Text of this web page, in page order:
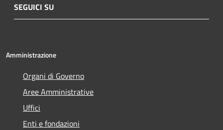
SEGUICI SU
Amministrazione
Organi di Governo
Aree Amministrative
Uffici
Enti e fondazioni